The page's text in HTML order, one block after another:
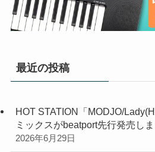
最近の投稿
HOT STATION「MODJO/
ミックスがbeatport先行発売しま
2026年6月29日